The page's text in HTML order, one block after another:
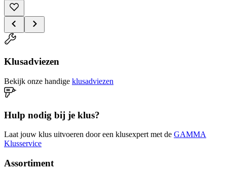
Klusadviezen
Bekijk onze handige klusadviezen
Hulp nodig bij je klus?
Laat jouw klus uitvoeren door een klusexpert met de GAMMA
Klusservice
Assortiment